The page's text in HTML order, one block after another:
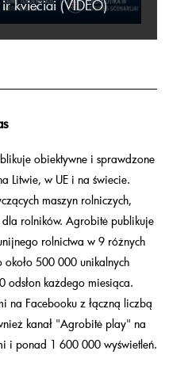
kviečiai (VIDEO)
obiektywne i sprawdzone
Litwie, w UE i na świecie.
maszyn rolniczych,
rolników. Agrobitė publikuje
rolnictwa w 9 różnych
około 500 000 unikalnych
odsłon każdego miesiąca.
Facebooku z łączną liczbą
kanał "Agrobitė play" na
i ponad 1 600 000 wyświetleń.